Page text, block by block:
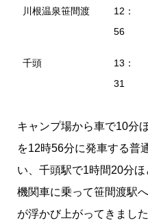
川根温泉笹間渡
12：
56
千頭
13：
31
キャンプ場から車で10分
を12時56分に発車する普
い、千頭駅で1時間20分
機関車に乗って笹間渡駅
が浮かび上がってきました